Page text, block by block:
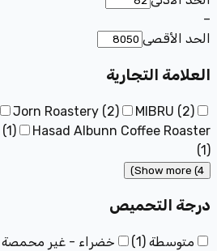
–
الحد الأقصى
العلامة التجارية
Jorn Roastery (2) MIBRU (2)
(1)
Hasad Albunn Coffee Roaster
(1)
Show more (4)
درجة التحميص
متوسطة (
1
) خضراء - غير محمصة